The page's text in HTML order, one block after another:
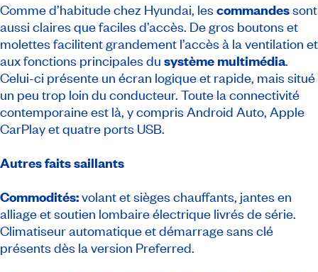
Comme d’habitude chez Hyundai, les commandessont
aussi claires que faciles d’accès. De gros boutons et
molettes facilitent grandement l’accès à la ventilation et
aux fonctions principales du système multimédia.
Celui-ci présente un écran logique et rapide, mais situé
un peu trop loin du conducteur. Toute la connectivité
contemporaine est là, y compris Android Auto, Apple
CarPlay et quatre ports USB.
Autres faits saillants
Commodités:volant et sièges chauffants, jantes en
alliage et soutien lombaire électrique livrés de série.
Climatiseur automatique et démarrage sans clé
présents dès la version Preferred.